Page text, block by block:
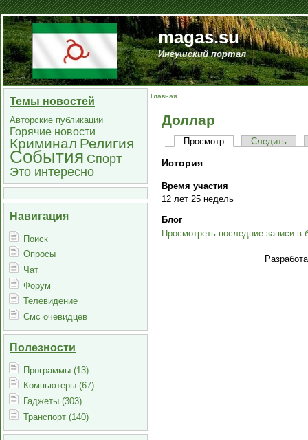
magas.su
Ингушский портал
Темы новостей
Авторские публикации
Горячие новости
Криминал Религия
События Спорт
Это интересно
Навигация
Поиск
Опросы
Чат
Форум
Телевидение
Смс очевидцев
Полезности
Программы (13)
Компьютеры (67)
Гаджеты (303)
Транспорт (140)
Главная
Доллар
Просмотр Следить
История
Время участия
12 лет 25 недель
Блог
Просмотреть последние записи в